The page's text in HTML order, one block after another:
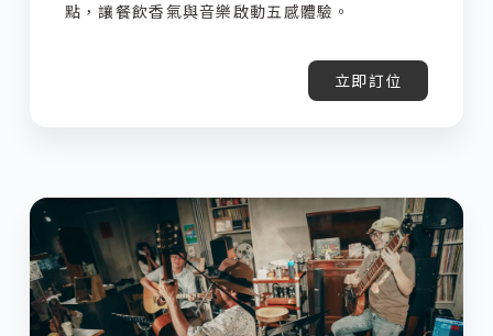
點，讓餐飲香氣與音樂啟動五感體驗。
立即訂位